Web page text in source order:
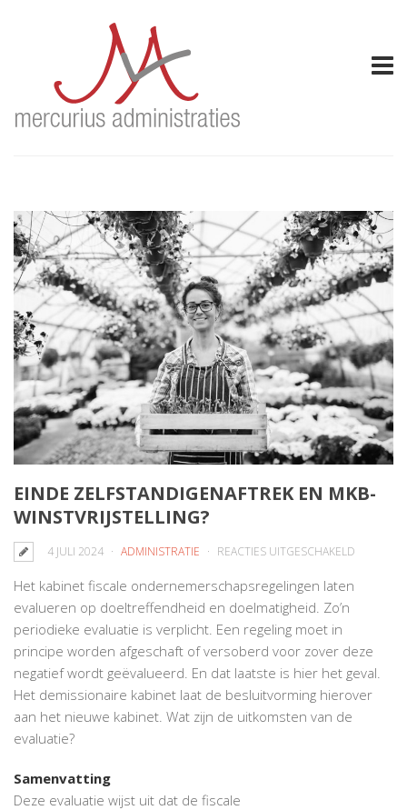
EINDE ZELFSTANDIGENAFTREK EN MKB-
WINSTVRIJSTELLING?
4 JULI 2024 ADMINISTRATIE REACTIES UITGESCHAKELD
Het kabinet fiscale ondernemerschapsregelingen laten
evalueren op doeltreffendheid en doelmatigheid. Zo’n
periodieke evaluatie is verplicht. Een regeling moet in
principe worden afgeschaft of versoberd voor zover deze
negatief wordt geëvalueerd. En dat laatste is hier het geval.
Het demissionaire kabinet laat de besluitvorming hierover
aan het nieuwe kabinet. Wat zijn de uitkomsten van de
evaluatie?
Samenvatting
Deze evaluatie wijst uit dat de fiscale